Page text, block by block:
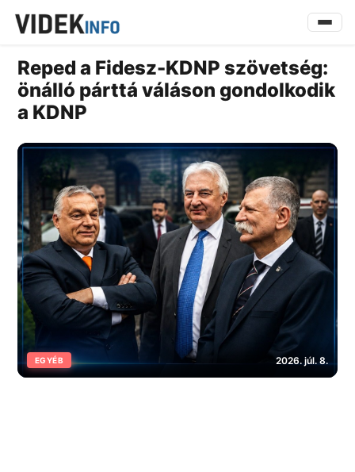
Reped a Fidesz-KDNP szövetség:
önálló párttá váláson gondolkodik
a KDNP
EGYÉB 2026. júl. 8.